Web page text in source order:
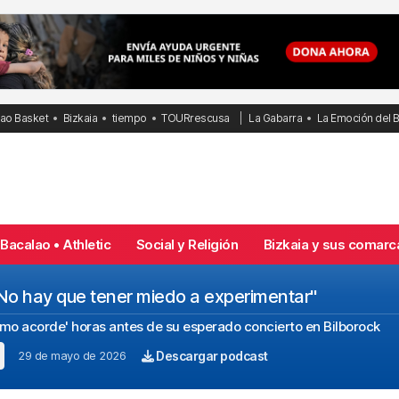
Basket Bizkaia tiempo TOURrescusa La Gabarra La Emoción del
Bacalao • Athletic Social y Religión Bizkaia y sus
hay que tener miedo a experimentar"
acorde' horas antes de su esperado concierto en Bilborock
29 de mayo de 2026 Descargar podcast